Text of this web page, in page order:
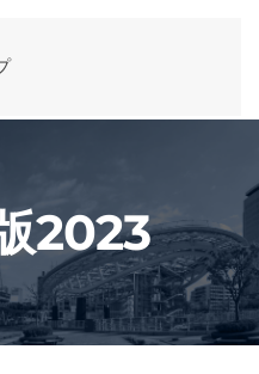
2023